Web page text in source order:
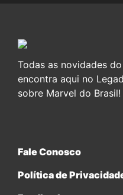
Todas as novidades
encontra aqui no
sobre Marvel do Brasil!
Fale Conosco
Política de